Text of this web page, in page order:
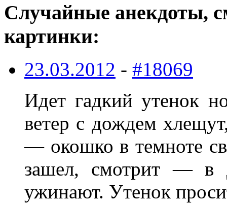
Случайные анекдоты,
картинки:
23.03.2012 - #18069
Идет гадкий утенок
ветер с дождем
— окошко в темноте
зашел, смотрит — в
ужинают. Утенок